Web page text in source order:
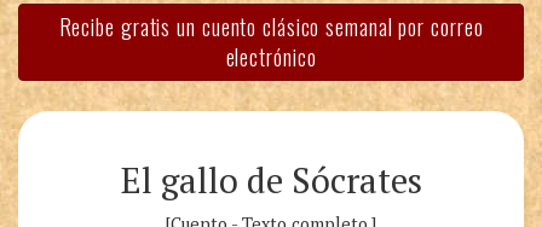
Recibe gratis un cuento clásico semanal por correo
electrónico
El gallo de Sócrates